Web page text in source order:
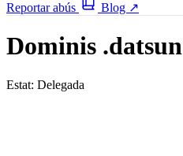
Reportar abús
Blog ↗
Dominis .datsun
Estat: Delegada